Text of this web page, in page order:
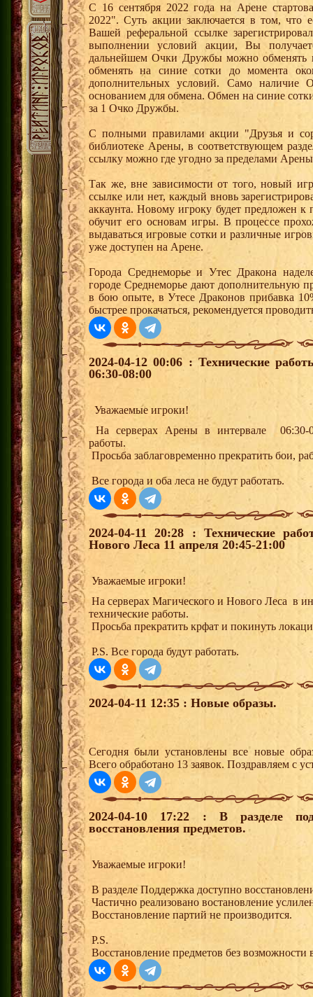
С 16 сентября 2022 года на Арене
2022". Суть акции заключается в том, что
Вашей реферальной ссылке
выполнении условий акции, Вы
дальнейшем Очки Дружбы можно
обменять на синие сотки до момента
дополнительных условий. Само наличие
основанием для обмена. Обмен на синие
за 1 Очко Дружбы.
С полными правилами акции "Друзья и
библиотеке Арены, в соответствующем
ссылку можно где угодно за пределами
Так же, вне зависимости от того, новый
ссылке или нет, каждый вновь
аккаунта. Новому игроку будет предложен
обучит его основам игры. В процессе
выдаваться игровые сотки и различные
уже доступен на Арене.
Города Среднеморье и Утес Дракона
городе Среднеморье дают дополнительную
в бою опыте, в Утесе Драконов прибавка
быстрее прокачаться, рекомендуется
2024-04-12 00:06 : Технические
06:30-08:00
Уважаемые игроки!
На серверах Арены в интервале 06:30-
работы.
Просьба заблаговременно прекратить бои,
Все города и оба леса не будут работать.
2024-04-11 20:28 : Технические
Нового Леса 11 апреля 20:45-21:00
Уважаемые игроки!
На серверах Магического и Нового Леса в
технические работы.
Просьба прекратить крфат и покинуть
P.S. Все города будут работать.
2024-04-11 12:35 : Новые образы.
Сегодня были установлены все новые
Всего обработано 13 заявок. Поздравляем с
2024-04-10 17:22 : В разделе
восстановления предметов.
Уважаемые игроки!
В разделе Поддержка доступно
Частично реализовано востановление
Восстановление партий не производится.
P.S.
Восстановление предметов без возможности